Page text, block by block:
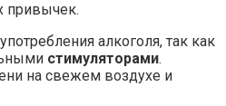
привычек.
алкоголя, так как
стимуляторами.
на свежем воздухе и